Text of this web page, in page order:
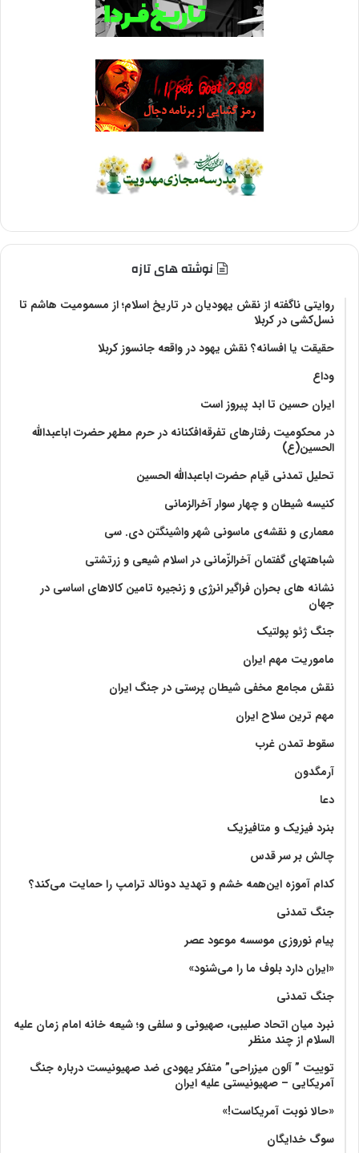
نوشته های تازه
روایتی ناگفته از نقش یهودیان در تاریخ اسلام؛ از مسمومیت هاشم تا
نسل‌کشی در کربلا
حقیقت یا افسانه؟‌ نقش یهود در واقعه جانسوز کربلا
وداع
ایران حسین تا ابد پیروز است
در محکومیت رفتارهای تفرقه‌افکنانه در حرم مطهر حضرت اباعبدالله
الحسین(ع)
تحلیل تمدنی قیام حضرت اباعبدالله الحسین
کنیسه شیطان و چهار سوار آخرالزمانی
معماری و نقشه‌ی ماسونی شهر واشينگتن دی. سی
شباهتهای گفتمان آخر‌الزّمانی در اسلام شیعی و زرتشتی
نشانه های بحران فراگیر انرژی و زنجیره تامین کالاهای اساسی در
جهان
جنگ ژئو پولتیک
ماموریت مهم ایران
نقش مجامع مخفی شیطان پرستی در جنگ ایران
مهم ترین سلاح ایران
سقوط تمدن غرب
آرمگدون
دعا
بنرد فیزیک و متافیزیک
چالش بر سر قدس
کدام آموزه این‌همه خشم و تهدید دونالد ترامپ را حمایت می‌کند؟
جنگ تمدنی
پیام نوروزی موسسه موعود عصر
«ایران دارد بلوف ما را می‌شنود»
جنگ تمدنی
نبرد میان اتحاد صلیبی، صهیونی و سلفی و؛ شیعه خانه امام زمان علیه
السلام از چند منظر
توییت ” آلون میزراحی” متفکر یهودی ضد صهیونیست درباره جنگ
آمریکایی – صهیونیستی علیه ایران
«حالا نوبت آمریکاست!»
سوگ خدایگان